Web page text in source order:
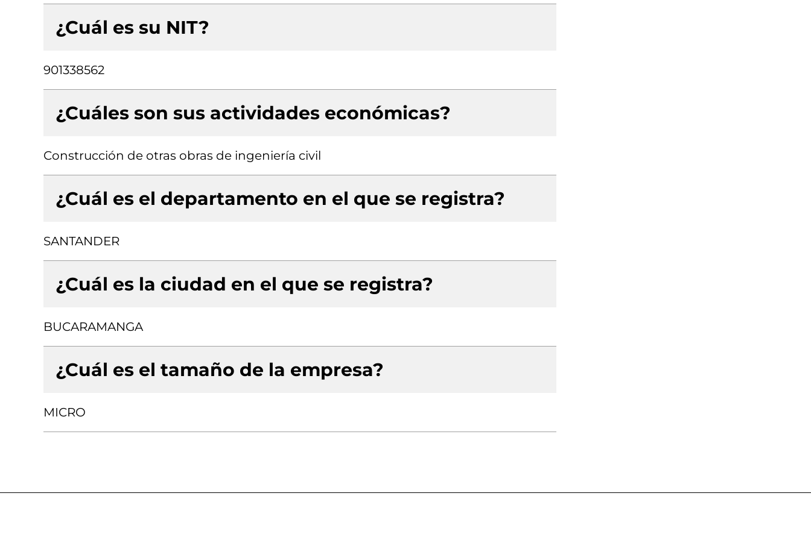
¿Cuál es su NIT?
901338562
¿Cuáles son sus actividades económicas?
Construcción de otras obras de ingeniería civil
¿Cuál es el departamento en el que se registra?
SANTANDER
¿Cuál es la ciudad en el que se registra?
BUCARAMANGA
¿Cuál es el tamaño de la empresa?
MICRO